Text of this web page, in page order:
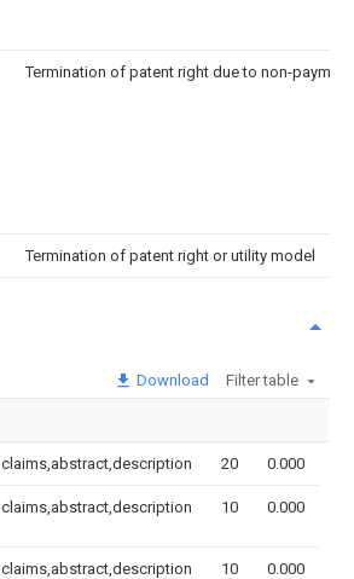
Termination of patent right due to non-
Termination of patent right or utility model
Download Filter table
claims,abstract,description 20 0.000
claims,abstract,description 10 0.000
claims,abstract,description 10 0.000